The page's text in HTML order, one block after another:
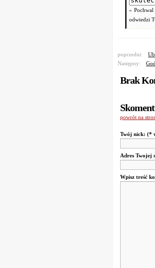
»
odwiedzi
poprzedni:
Następny:
Brak
powrót na
Twój nick: (*
Adres Twojej
Wpisz treść